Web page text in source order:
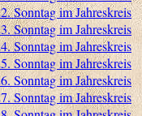
Sonntag im Jahreskreis
Sonntag im Jahreskreis
Sonntag im Jahreskreis
Sonntag im Jahreskreis
Sonntag im Jahreskreis
Sonntag im Jahreskreis